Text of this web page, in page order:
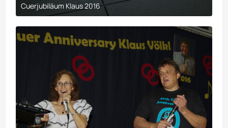
Cuerjubiläum Klaus 2016
9. April 2017 um 00:29